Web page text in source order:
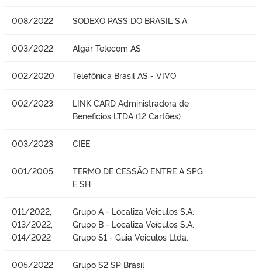
008/2022 SODEXO PASS DO BRASIL S.A
003/2022 Algar Telecom AS
002/2020 Telefônica Brasil AS - VIVO
002/2023
LINK CARD Administradora de
Beneficios LTDA (12 Cartões)
003/2023 CIEE
001/2005
TERMO DE CESSÃO ENTRE A SPG
E SH
011/2022,
013/2022,
014/2022
Grupo A - Localiza Veiculos S.A.
Grupo B - Localiza Veículos S.A.
Grupo S1 - Guia Veiculos Ltda.
005/2022 Grupo S2 SP Brasil